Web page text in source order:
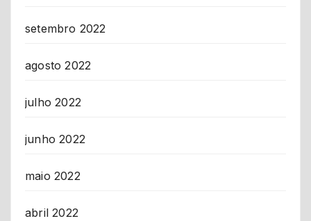
setembro 2022
agosto 2022
julho 2022
junho 2022
maio 2022
abril 2022